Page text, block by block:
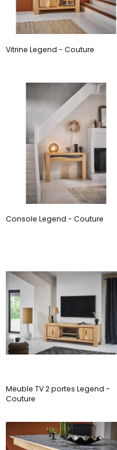
Vitrine Legend - Couture
Console Legend - Couture
Meuble TV 2 portes Legend -
Couture